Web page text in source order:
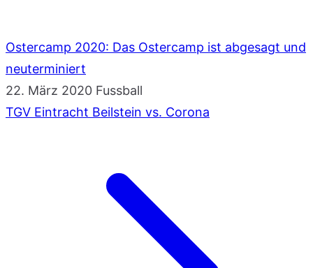
Ostercamp 2020: Das Ostercamp ist abgesagt und
neuterminiert
22. März 2020 Fussball
TGV Eintracht Beilstein vs. Corona